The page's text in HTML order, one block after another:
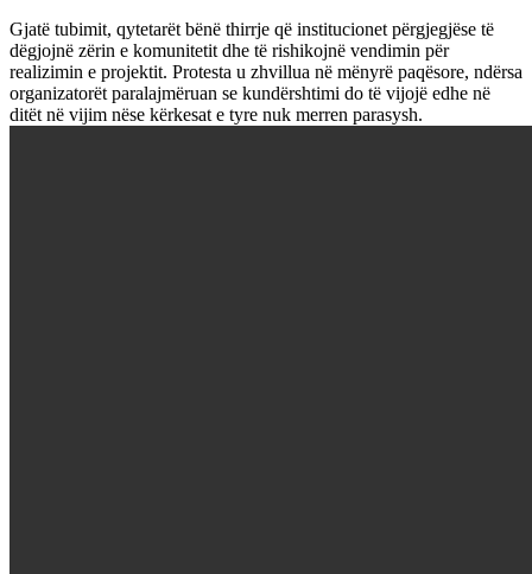
Gjatë tubimit, qytetarët bënë thirrje që institucionet përgjegjëse të
dëgjojnë zërin e komunitetit dhe të rishikojnë vendimin për
realizimin e projektit. Protesta u zhvillua në mënyrë paqësore, ndërsa
organizatorët paralajmëruan se kundërshtimi do të vijojë edhe në
ditët në vijim nëse kërkesat e tyre nuk merren parasysh.